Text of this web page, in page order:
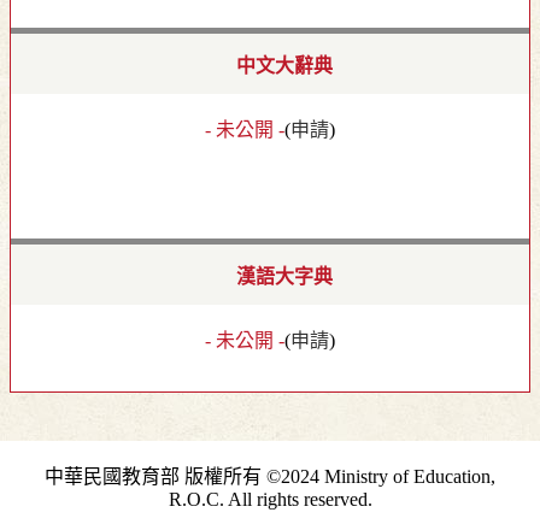
中文大辭典
- 未公開 -(申請)
漢語大字典
- 未公開 -(申請)
中華民國教育部 版權所有 ©2024 Ministry of Education,
R.O.C. All rights reserved.